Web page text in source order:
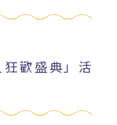
歡盛典」活